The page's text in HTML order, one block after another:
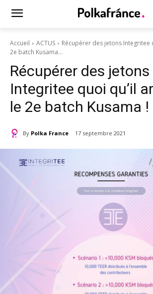
Accueil ACTUS
Récupérer des jetons
2e batch Kusama...
Récupérer des jetons
Integritee quoi qu’il
le 2e batch Kusama !
By Polka France 17 septembre 2021